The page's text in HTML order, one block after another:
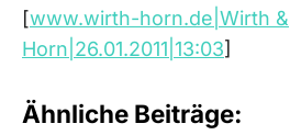
[www.wirth-horn.de|Wirth &
Horn|26.01.2011|13:03]
Ähnliche Beiträge: